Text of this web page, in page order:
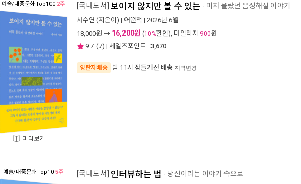
예술/대중문화Top100 2주
미리보기
[국내도서] 보이지 않지만 볼 수 있는 - 미처 몰랐던 음성해설 이야기
서수연 (지은이) | 어떤책 | 2026년 6월
18,000원 → 16,200원 (10%할인), 마일리지 900원
9.7 (7) | 세일즈포인트 : 3,670
양탄자배송 밤 11시 잠들기전 배송 지역변경
예술/대중문화Top10 5주 [국내도서] 인터뷰하는 법 - 당신이라는 이야기 속으로